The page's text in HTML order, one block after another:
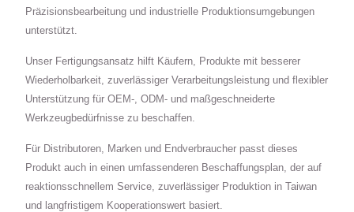
Präzisionsbearbeitung und industrielle Produktionsumgebungen
unterstützt.
Unser Fertigungsansatz hilft Käufern, Produkte mit besserer
Wiederholbarkeit, zuverlässiger Verarbeitungsleistung und flexibler
Unterstützung für OEM-, ODM- und maßgeschneiderte
Werkzeugbedürfnisse zu beschaffen.
Für Distributoren, Marken und Endverbraucher passt dieses
Produkt auch in einen umfassenderen Beschaffungsplan, der auf
reaktionsschnellem Service, zuverlässiger Produktion in Taiwan
und langfristigem Kooperationswert basiert.